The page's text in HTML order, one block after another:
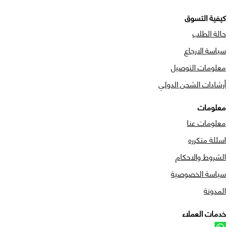
كيفية التسوق
حالة الطلب
سياسة الارجاع
معلومات التوصيل
أرشادات الشحن الدولي
معلومات
معلومات عنا
اسئلة متكرره
الشروط والاحكام
سياسة الخصوصية
المدونة
خدمات العملاء